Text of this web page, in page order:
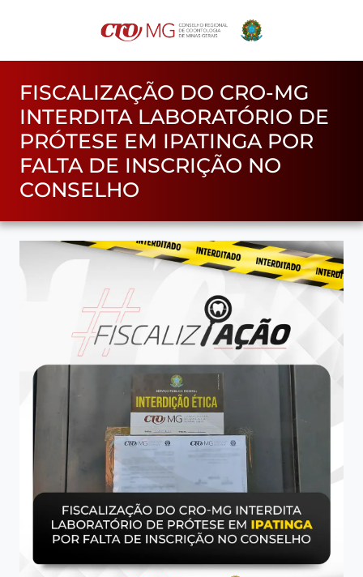
FISCALIZAÇÃO DO CRO-MG
INTERDITA LABORATÓRIO DE
PRÓTESE EM IPATINGA POR
FALTA DE INSCRIÇÃO NO
CONSELHO